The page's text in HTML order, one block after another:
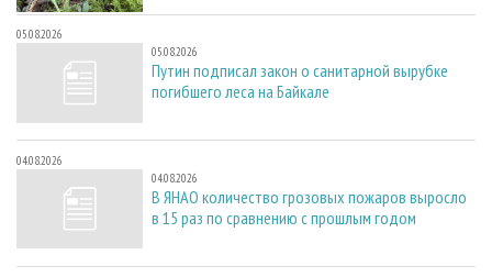
05.08.2026
05.08.2026
Путин подписал закон о санитарной вырубке
погибшего леса на Байкале
04.08.2026
04.08.2026
В ЯНАО количество грозовых пожаров выросло
в 15 раз по сравнению с прошлым годом